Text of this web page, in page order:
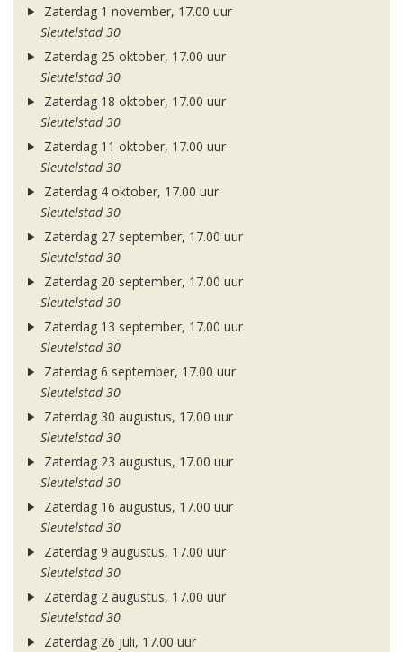
Zaterdag 1 november, 17.00 uur
Sleutelstad 30
Zaterdag 25 oktober, 17.00 uur
Sleutelstad 30
Zaterdag 18 oktober, 17.00 uur
Sleutelstad 30
Zaterdag 11 oktober, 17.00 uur
Sleutelstad 30
Zaterdag 4 oktober, 17.00 uur
Sleutelstad 30
Zaterdag 27 september, 17.00 uur
Sleutelstad 30
Zaterdag 20 september, 17.00 uur
Sleutelstad 30
Zaterdag 13 september, 17.00 uur
Sleutelstad 30
Zaterdag 6 september, 17.00 uur
Sleutelstad 30
Zaterdag 30 augustus, 17.00 uur
Sleutelstad 30
Zaterdag 23 augustus, 17.00 uur
Sleutelstad 30
Zaterdag 16 augustus, 17.00 uur
Sleutelstad 30
Zaterdag 9 augustus, 17.00 uur
Sleutelstad 30
Zaterdag 2 augustus, 17.00 uur
Sleutelstad 30
Zaterdag 26 juli, 17.00 uur